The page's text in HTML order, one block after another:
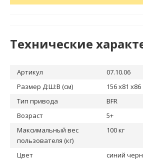
Технические
Артикул
07.10.06
Размер Д:Ш:В (см)
156 x81 x86
Тип привода
BFR
Возраст
5+
Максимальный вес
пользователя (кг)
100 кг
Цвет
синий